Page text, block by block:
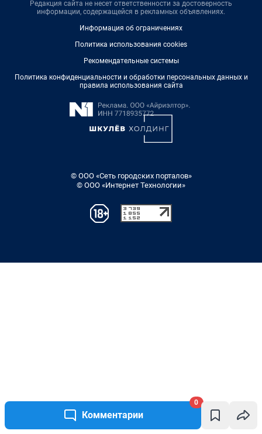
Комментарии
0